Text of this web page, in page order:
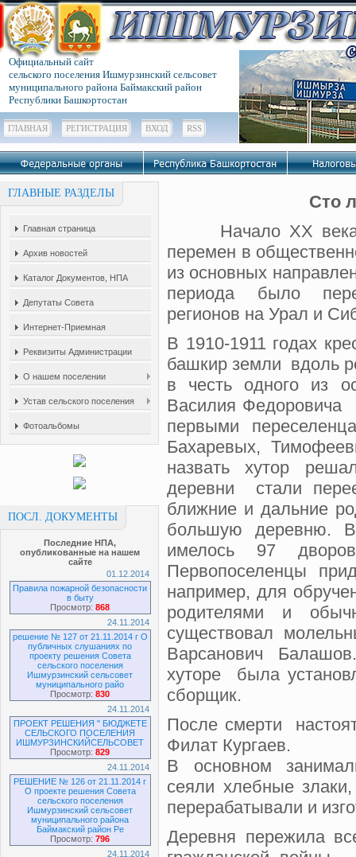
Официальный сайт
сельского поселения Ишмурзинский сельсовет
муниципального района Баймакский район
Республики Башкортостан
ГЛАВНАЯ РЕГИСТРАЦИЯ ВХОД RSS
ГЛАВНЫЕ РАЗДЕЛЫ
Главная страница
Архив новостей
Каталог Документов, НПА
Депутаты Совета
Интернет-Приемная
Реквизиты Администрации
О нашем поселении
Устав сельского поселения
Фотоальбомы
ПОСЛ. ДОКУМЕНТЫ
Последние НПА,
опубликованные на нашем
сайте
01.12.2014
Правила пожарной безопасности
в быту
Просмотр:868
24.11.2014
решение № 127 от 21.11.2014 г О
публичных слушаниях по
проекту решения Совета
сельского поселения
Ишмурзинский сельсовет
муниципального райо
Просмотр:830
24.11.2014
ПРОЕКТ РЕШЕНИЯ " БЮДЖЕТЕ
СЕЛЬСКОГО ПОСЕЛЕНИЯ
ИШМУРЗИНСКИЙСЕЛЬСОВЕТ
Просмотр:829
24.11.2014
РЕШЕНИЕ № 126 от 21.11.2014 г
О проекте решения Совета
сельского поселения
Ишмурзинский сельсовет
муниципального района
Баймакский район Ре
Просмотр:796
24.11.2014
Сто
Начало XX века
перемен в
из основных
периода было
регионов на Урал и
В 1910-1911 годах
башкир земли вдоль
в честь одного из
Василия
первыми
Бахаревых,
назвать хутор
деревни стали
ближние и дальние
большую деревню.
имелось 97
Первопоселенцы
например, для
родителями и
существовал
Варсанович
хуторе была
сборщик.
После смерти
Филат Кургаев.
В основном
сеяли хлебные
перерабатывали и
Деревня пережила